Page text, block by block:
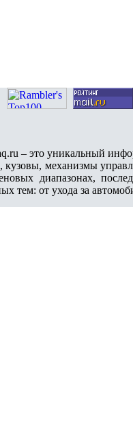
– это уникальный
кузовы, механизмы
диапазонах,
тем: от ухода за